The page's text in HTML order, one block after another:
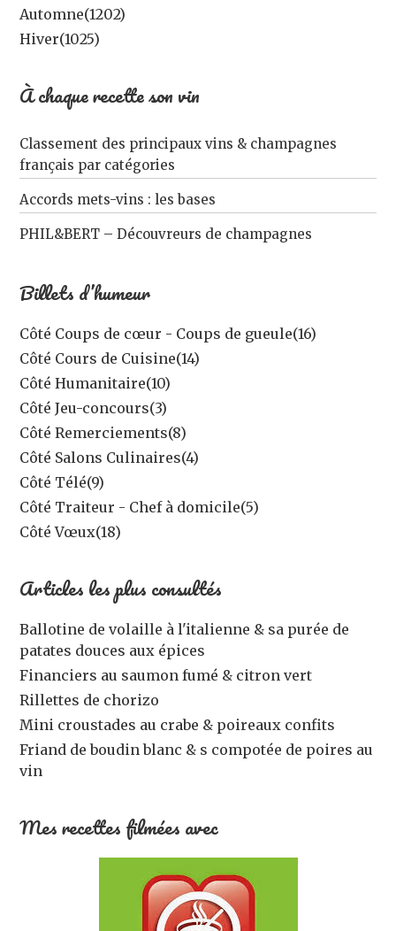
Automne(1202)
Hiver(1025)
À chaque recette son vin
Classement des principaux vins & champagnes
français par catégories
Accords mets-vins : les bases
PHIL&BERT – Découvreurs de champagnes
Billets d’humeur
Côté Coups de cœur - Coups de gueule(16)
Côté Cours de Cuisine(14)
Côté Humanitaire(10)
Côté Jeu-concours(3)
Côté Remerciements(8)
Côté Salons Culinaires(4)
Côté Télé(9)
Côté Traiteur - Chef à domicile(5)
Côté Vœux(18)
Articles les plus consultés
Ballotine de volaille à l'italienne & sa purée de
patates douces aux épices
Financiers au saumon fumé & citron vert
Rillettes de chorizo
Mini croustades au crabe & poireaux confits
Friand de boudin blanc & s compotée de poires au
vin
Mes recettes filmées avec